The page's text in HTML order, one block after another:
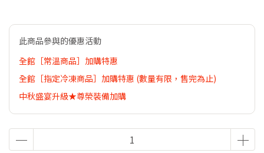
此商品參與的優惠活動
全館［常溫商品］加購特惠
全館［指定冷凍商品］加購特惠 (數量有限，售完為止)
中秋盛宴升級★尊榮裝備加購